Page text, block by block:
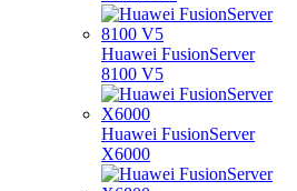
Huawei FusionServer
8100 V5
Huawei FusionServer
X6000